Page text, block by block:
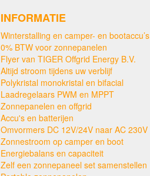
INFORMATIE
Winterstalling en camper- en bootaccu’s
0% BTW voor zonnepanelen
Flyer van TIGER Offgrid Energy B.V.
Altijd stroom tijdens uw verblijf
Polykristal monokristal en bifacial
Laadregelaars PWM en MPPT
Zonnepanelen en offgrid
Accu's en batterijen
Omvormers DC 12V/24V naar AC 230V
Zonnestroom op camper en boot
Energiebalans en capaciteit
Zelf een zonnepaneel set samenstellen